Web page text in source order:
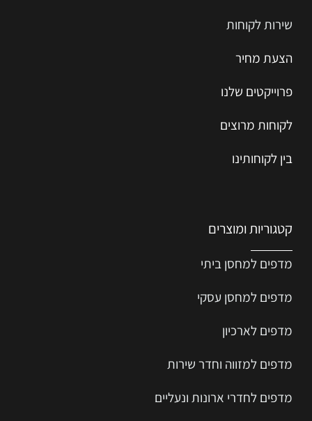
שירות לקוחות
הצעת מחיר
פרוייקטים שלנו
לקוחות מרוצים
בין לקוחותינו
קטגוריות ומוצרים
מדפים למחסן ביתי
מדפים למחסן עסקי
מדפים לארכיון
מדפים למזווה וחדר שירות
מדפים לחדרי ארונות ונעליים